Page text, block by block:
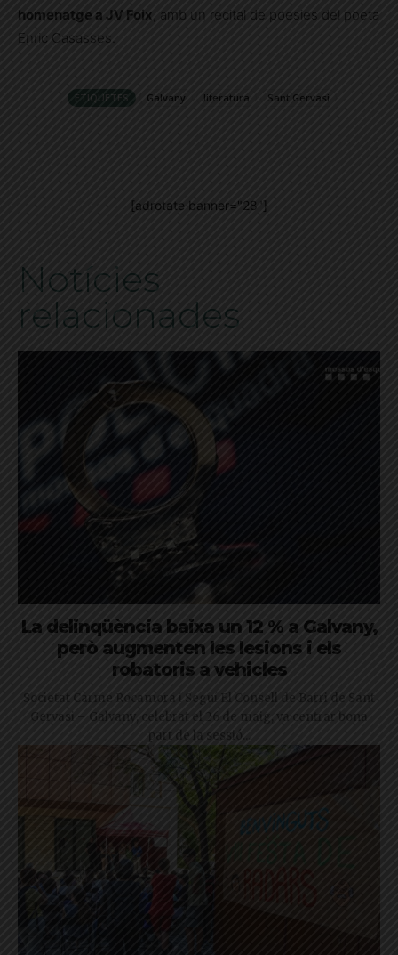
homenatge a JV Foix, amb un recital de poesies del poeta
Enric Casasses.
ETIQUETES Galvany literatura Sant Gervasi
[adrotate banner="28"]
Notícies
relacionades
La delinqüència baixa un 12 % a Galvany,
però augmenten les lesions i els
robatoris a vehicles
Societat Carme Rocamora i Seguí El Consell de Barri de Sant
Gervasi – Galvany, celebrat el 26 de maig, va centrar bona
part de la sessió...